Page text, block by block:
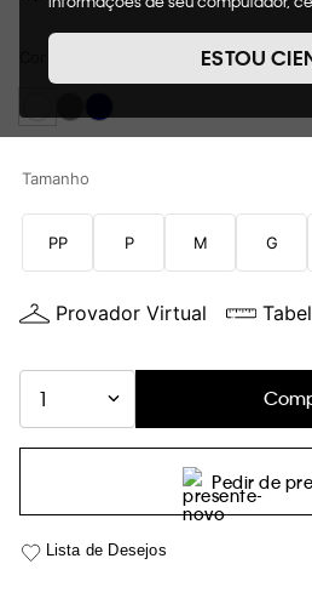
de cookies, informaremos quais
suas funções. A forma como
nosso Aviso de Privacidade.
fornecer a você toda a
loja virtual. Para maiores
Cookies acesse o link.
ESTOU
Tamanho
PP P M G
Provador Virtual
1
Pedir de